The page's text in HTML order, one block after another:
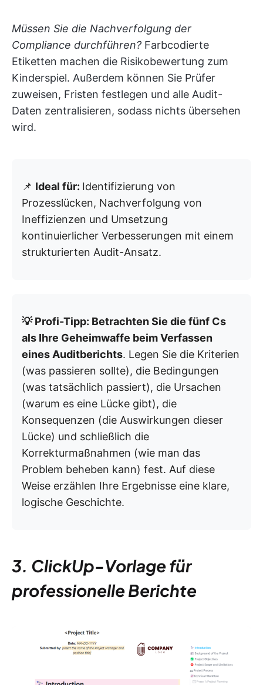
Müssen Sie die Nachverfolgung der
Compliance durchführen? Farbcodierte
Etiketten machen die Risikobewertung zum
Kinderspiel. Außerdem können Sie Prüfer
zuweisen, Fristen festlegen und alle Audit-
Daten zentralisieren, sodass nichts übersehen
wird.
📌 Ideal für: Identifizierung von
Prozesslücken, Nachverfolgung von
Ineffizienzen und Umsetzung
kontinuierlicher Verbesserungen mit einem
strukturierten Audit-Ansatz.
💡 Profi-Tipp: Betrachten Sie die fünf Cs
als Ihre Geheimwaffe beim Verfassen
eines Auditberichts. Legen Sie die Kriterien
(was passieren sollte), die Bedingungen
(was tatsächlich passiert), die Ursachen
(warum es eine Lücke gibt), die
Konsequenzen (die Auswirkungen dieser
Lücke) und schließlich die
Korrekturmaßnahmen (wie man das
Problem beheben kann) fest. Auf diese
Weise erzählen Ihre Ergebnisse eine klare,
logische Geschichte.
3. ClickUp-Vorlage für
professionelle Berichte